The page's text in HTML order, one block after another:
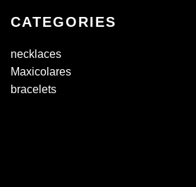
CATEGORIES
necklaces
Maxicolares
bracelets